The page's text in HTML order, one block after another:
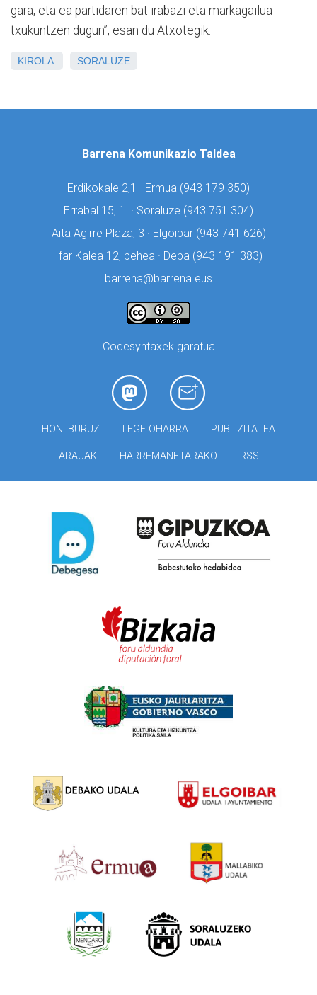
gara, eta ea partidaren bat irabazi eta markagailua
txukuntzen dugun”, esan du Atxotegik.
KIROLA SORALUZE
Barrena Komunikazio Taldea
Erdikokale 2,1 · Ermua (943 179 350)
Errabal 15, 1. · Soraluze (943 751 304)
Aita Agirre Plaza, 3 · Elgoibar (943 741 626)
Ifar Kalea 12, behea · Deba (943 191 383)
barrena@barrena.eus
Codesyntaxek garatua
HONI BURUZ LEGE OHARRA PUBLIZITATEA
ARAUAK HARREMANETARAKO RSS